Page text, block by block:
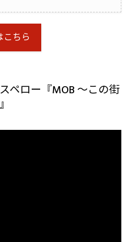
こちら
ペロー『MOB 〜この街